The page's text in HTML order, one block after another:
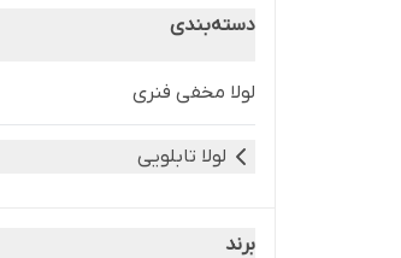
دسته‌بندی
لولا مخفی فنری
لولا تابلویی
برند